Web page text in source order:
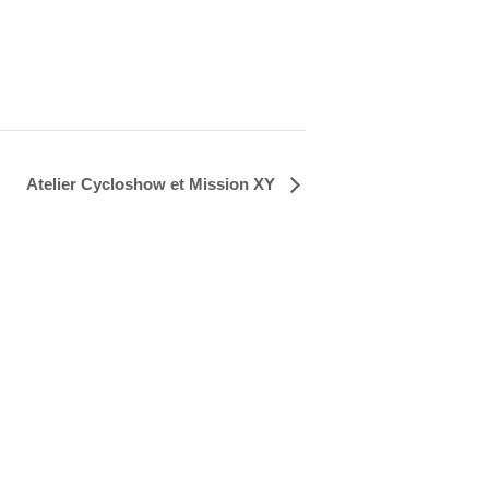
Atelier Cycloshow et Mission XY